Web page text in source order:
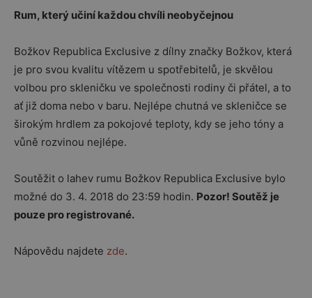
Rum, který učiní každou chvíli neobyčejnou
Božkov Republica Exclusive z dílny značky Božkov, která
je pro svou kvalitu vítězem u spotřebitelů, je skvělou
volbou pro skleničku ve společnosti rodiny či přátel, a to
ať již doma nebo v baru. Nejlépe chutná ve skleničce se
širokým hrdlem za pokojové teploty, kdy se jeho tóny a
vůně rozvinou nejlépe.
Soutěžit o lahev rumu Božkov Republica Exclusive bylo
možné do 3. 4. 2018 do 23:59 hodin. Pozor! Soutěž je
pouze pro registrované.
Nápovědu najdete zde.